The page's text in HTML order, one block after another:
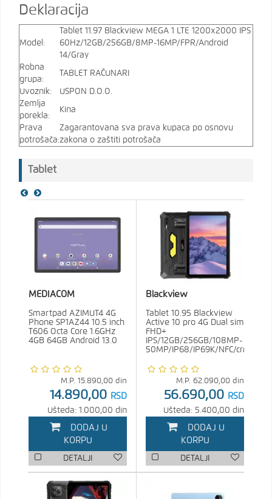
Deklaracija
Model:
Tablet 11.97 Blackview MEGA 1 LTE 1200x2000 IPS
60Hz/12GB/256GB/8MP-16MP/FPR/Android
14/Gray
Robna
grupa:
TABLET RAČUNARI
Uvoznik:
USPON D.O.O.
Zemlja
porekla:
Kina
Prava
potrošača:
Zagarantovana sva prava kupaca po osnovu
zakona o zaštiti potrošača
Tablet
MEDIACOM
Smartpad AZIMUT4 4G
Phone SP1AZ44 10.5 inch
T606 Octa Core 1.6GHz
4GB 64GB Android 13.0
M.P. 15.890,00 din
14.890,00 RSD
Ušteda: 1.000,00 din
DODAJ U
KORPU
DETALJI
Blackview
Tablet 10.95 Blackview
Active 10 pro 4G Dual sim
FHD+
IPS/12GB/256GB/108MP-
50MP/IP68/IP69K/NFC/crna
M.P. 62.090,00 din
56.690,00 RSD
Ušteda: 5.400,00 din
DODAJ U
KORPU
DETALJI